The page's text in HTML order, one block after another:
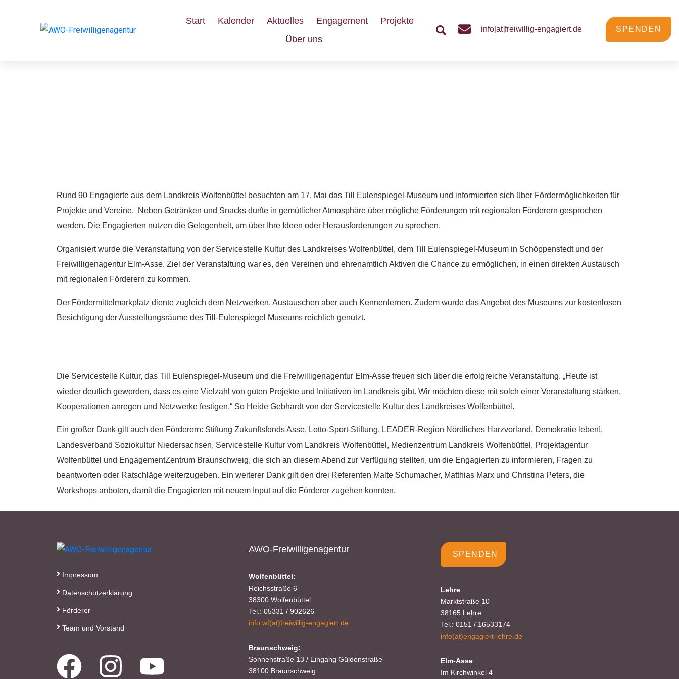
Start Kalender Aktuelles Engagement
Projekte
Über uns
info[at]freiwillig-engagiert.de SPENDEN
Rund 90 Engagierte aus dem Landkreis Wolfenbüttel besuchten am 17. Mai das Till Eulenspiegel-Museum und informierten sich über Fördermöglichkeiten für
Projekte und Vereine. Neben Getränken und Snacks durfte in gemütlicher Atmosphäre über mögliche Förderungen mit regionalen Förderern gesprochen
werden. Die Engagierten nutzen die Gelegenheit, um über Ihre Ideen oder Herausforderungen zu sprechen.
Organisiert wurde die Veranstaltung von der Servicestelle Kultur des Landkreises Wolfenbüttel, dem Till Eulenspiegel-Museum in Schöppenstedt und der
Freiwilligenagentur Elm-Asse. Ziel der Veranstaltung war es, den Vereinen und ehrenamtlich Aktiven die Chance zu ermöglichen, in einen direkten Austausch
mit regionalen Förderern zu kommen.
Der Fördermittelmarkplatz diente zugleich dem Netzwerken, Austauschen aber auch Kennenlernen. Zudem wurde das Angebot des Museums zur kostenlosen
Besichtigung der Ausstellungsräume des Till-Eulenspiegel Museums reichlich genutzt.
Die Servicestelle Kultur, das Till Eulenspiegel-Museum und die Freiwilligenagentur Elm-Asse freuen sich über die erfolgreiche Veranstaltung. „Heute ist
wieder deutlich geworden, dass es eine Vielzahl von guten Projekte und Initiativen im Landkreis gibt. Wir möchten diese mit solch einer Veranstaltung stärken,
Kooperationen anregen und Netzwerke festigen.“ So Heide Gebhardt von der Servicestelle Kultur des Landkreises Wolfenbüttel.
Ein großer Dank gilt auch den Förderern: Stiftung Zukunftsfonds Asse, Lotto-Sport-Stiftung, LEADER-Region Nördliches Harzvorland, Demokratie leben!,
Landesverband Soziokultur Niedersachsen, Servicestelle Kultur vom Landkreis Wolfenbüttel, Medienzentrum Landkreis Wolfenbüttel, Projektagentur
Wolfenbüttel und EngagementZentrum Braunschweig, die sich an diesem Abend zur Verfügung stellten, um die Engagierten zu informieren, Fragen zu
beantworten oder Ratschläge weiterzugeben. Ein weiterer Dank gilt den drei Referenten Malte Schumacher, Matthias Marx und Christina Peters, die
Workshops anboten, damit die Engagierten mit neuem Input auf die Förderer zugehen konnten.
Impressum
Datenschutzerklärung
Förderer
Team und Vorstand
AWO-Freiwilligenagentur
Wolfenbüttel:
Reichsstraße 6
38300 Wolfenbüttel
Tel.: 05331 / 902626
info.wf(at)freiwillig-engagiert.de
Braunschweig:
Sonnenstraße 13 / Eingang Güldenstraße
38100 Braunschweig
SPENDEN
Lehre
Marktstraße 10
38165 Lehre
Tel.: 0151 / 16533174
info(at)engagiert-lehre.de
Elm-Asse
Im Kirchwinkel 4
Inhaber: AWO-Freiwilligenagentur
Vielen Dank.
Wir können Ihnen auf Wunsch auch eine Spendenquittung
ausstellen.
Sylja Baranowski
Reichsstraße 6
s.baranowski [at] freiwillig-engagiert.de